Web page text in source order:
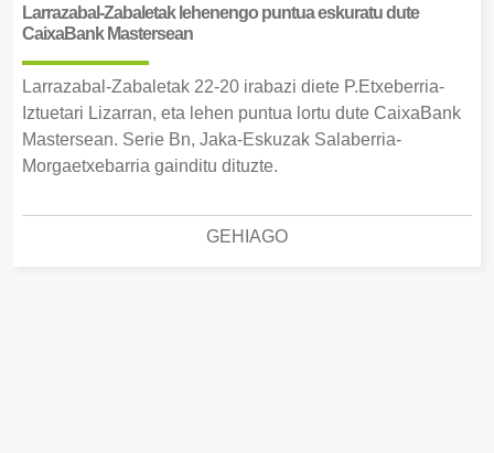
Larrazabal-Zabaletak lehenengo puntua eskuratu dute
CaixaBank Mastersean
Larrazabal-Zabaletak 22-20 irabazi diete P.Etxeberria-
Iztuetari Lizarran, eta lehen puntua lortu dute CaixaBank
Mastersean. Serie Bn, Jaka-Eskuzak Salaberria-
Morgaetxebarria gainditu dituzte.
GEHIAGO